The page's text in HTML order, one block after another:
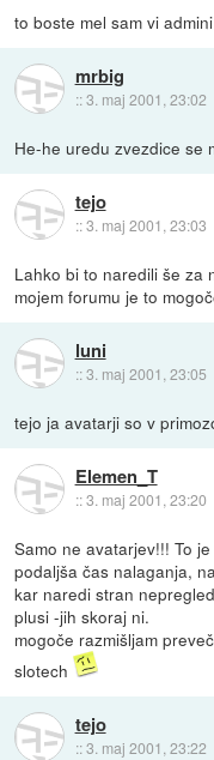
to boste mel sam vi
mrbig
::3. maj 2001, 23:02
He-he uredu zvezdice se
tejo
::3. maj 2001, 23:03
Lahko bi to naredili še za
mojem forumu je to
luni
::3. maj 2001, 23:05
tejo ja avatarji so v
Elemen_T
::3. maj 2001, 23:20
Samo ne avatarjev!!! To
podaljša čas nalaganja,
kar naredi stran
plusi -jih skoraj ni.
mogoče razmišljam
slotech
tejo
::3. maj 2001, 23:22